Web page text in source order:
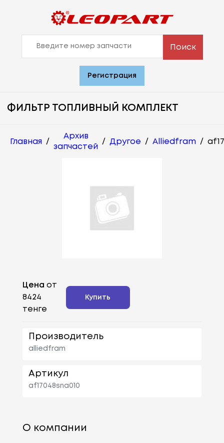
Поиск
Регистрация
ФИЛЬТР ТОПЛИВНЫЙ КОМПЛЕКТ
Главная /
Архив
запчастей
/ Другое / Alliedfram /
Цена от
8424
тенге
Купить
Производитель
alliedfram
Артикул
af17048sna010
О компании